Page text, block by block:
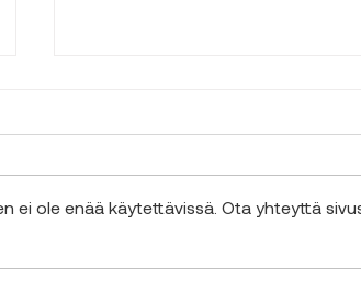
Avoin hakemus
ei ole enää käytettävissä. Ota yhteyttä